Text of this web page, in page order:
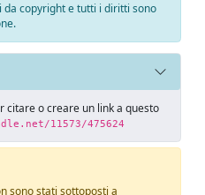
da copyright e tutti i diritti sono
citare o creare un link a questo
11573/475624
sono stati sottoposti a